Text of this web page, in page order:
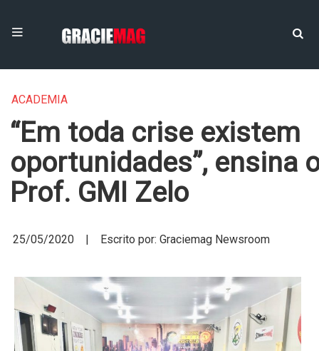
ACADEMIA
“Em toda crise existem
oportunidades”, ensina
Prof. GMI Zelo
25/05/2020 | Escrito por: Graciemag Newsroom